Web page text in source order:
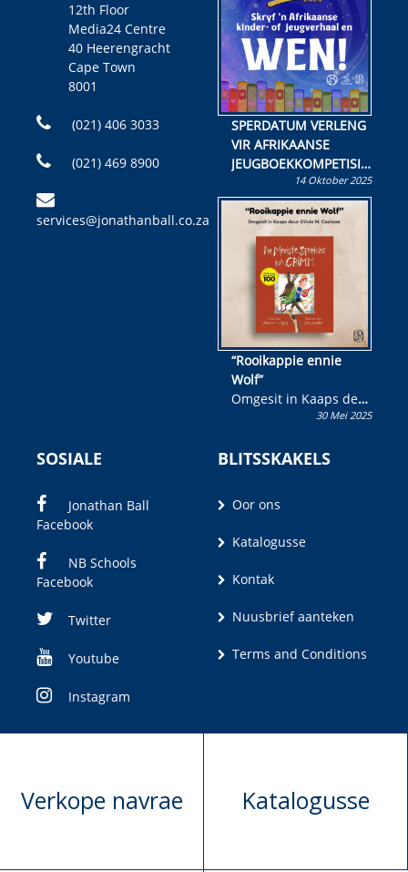
12th Floor
Media24 Centre
40 Heerengracht
Cape Town
8001
(021) 406 3033
(021) 469 8900
services@jonathanball.co.za
SPERDATUM VERLENG
VIR AFRIKAANSE
JEUGBOEKKOMPETISIE
Skryf ’n jeugboek of
kinderboek en staan ’n
kans om R50 000 te
wen!
14 Oktober 2025
“Rooikappie ennie
Wolf”
Omgesit in Kaaps deur
Olivia M. Coetzee30 Mei 2025
SOSIALE
Jonathan Ball
Facebook
NB Schools
Facebook
Twitter
Youtube
Instagram
BLITSSKAKELS
Oor ons
Katalogusse
Kontak
Nuusbrief aanteken
Terms and Conditions
Verkope navrae Katalogusse